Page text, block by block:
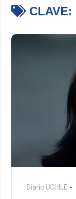
CLAVE:
Diario UCHILE